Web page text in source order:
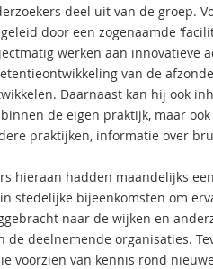
deel uit van de groep.
door een zogenaamde
werken aan innovatieve
van de
Daarnaast kan hij ook
de eigen praktijk, maar
praktijken, informatie over
hieraan hadden maandelijks
stedelijke bijeenkomsten om
naar de wijken en
deelnemende organisaties.
voorzien van kennis rond